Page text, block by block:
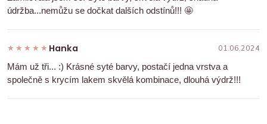
údržba...nemůžu se dočkat dalších odstínů!!! 🤩
★★★★★
★★★★★ Hanka 01.06.2024
Mám už tři... :) Krásné syté barvy, postačí jedna vrstva a
společně s krycím lakem skvělá kombinace, dlouhá výdrž!!!